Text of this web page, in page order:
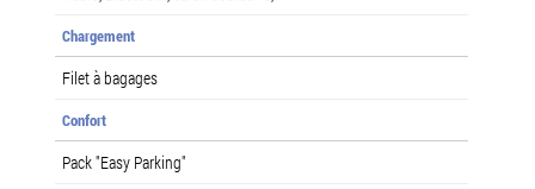
Chargement
Filet à bagages
Confort
Pack "Easy Parking"